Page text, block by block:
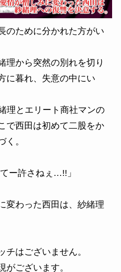
のために分かれた方がい
理から突然の別れを切り
に暮れ、失意の中にい
理とエリート商社マンの
で西田は初めて二股をか
く。
ー許さねぇ…!!」
変わった西田は、紗緒理
はございません。
ございます。